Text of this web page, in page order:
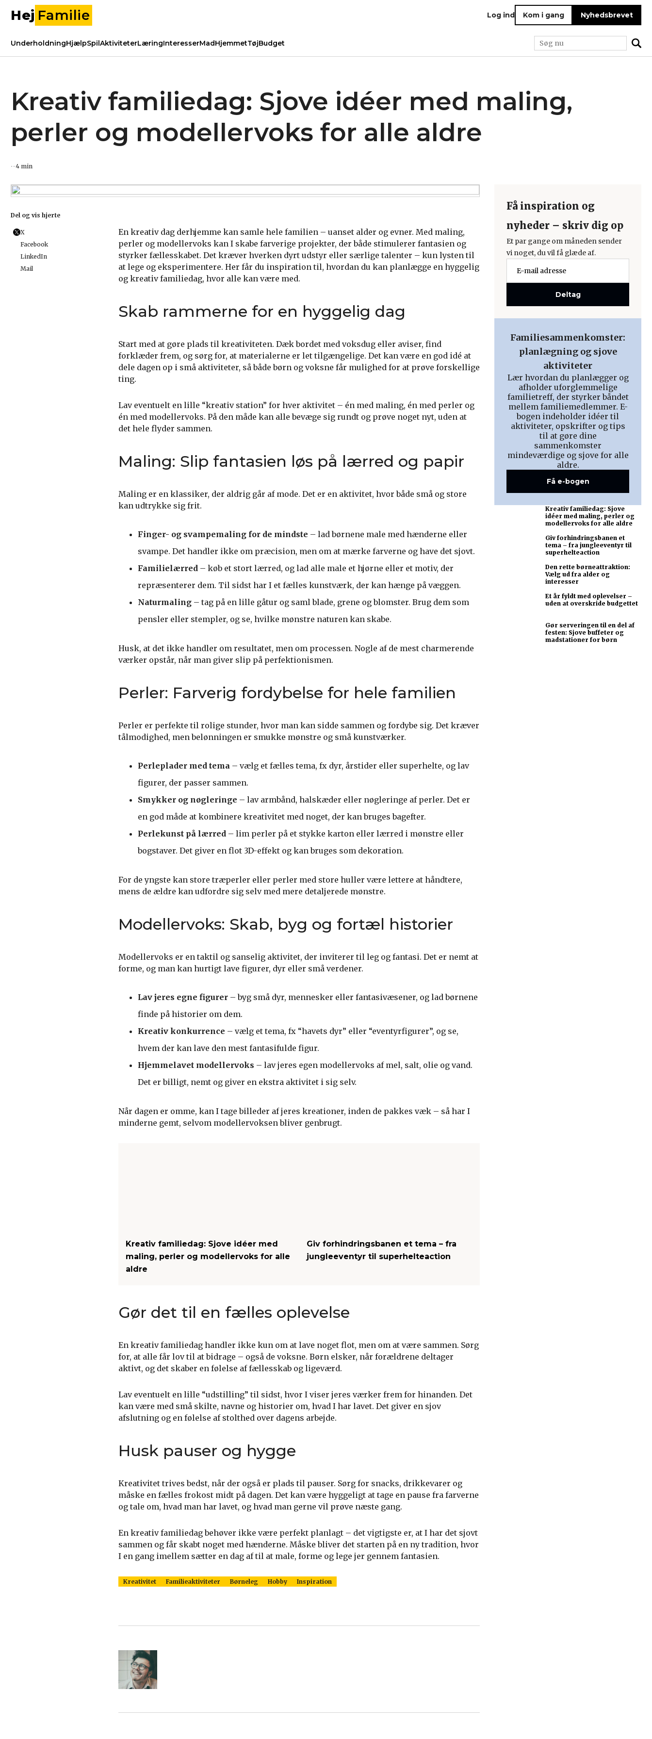
Hej Familie Log ind Kom i gang Nyhedsbrevet
UnderholdningHjælpSpilAktiviteterLæringInteresserMadHjemmetTøjBudget
Kreativ familiedag: Sjove idéer med maling,
perler og modellervoks for alle aldre
4 min
En kreativ dag derhjemme kan samle hele familien – uanset alder og evner. Med maling,
perler og modellervoks kan I skabe farverige projekter, der både stimulerer fantasien og
styrker fællesskabet. Det kræver hverken dyrt udstyr eller særlige talenter – kun lysten til
at lege og eksperimentere. Her får du inspiration til, hvordan du kan planlægge en hyggelig
og kreativ familiedag, hvor alle kan være med.
Skab rammerne for en hyggelig dag
Start med at gøre plads til kreativiteten. Dæk bordet med voksdug eller aviser, find
forklæder frem, og sørg for, at materialerne er let tilgængelige. Det kan være en god idé at
dele dagen op i små aktiviteter, så både børn og voksne får mulighed for at prøve forskellige
ting.
Lav eventuelt en lille “kreativ station” for hver aktivitet – én med maling, én med perler og
én med modellervoks. På den måde kan alle bevæge sig rundt og prøve noget nyt, uden at
det hele flyder sammen.
Maling: Slip fantasien løs på lærred og papir
Maling er en klassiker, der aldrig går af mode. Det er en aktivitet, hvor både små og store
kan udtrykke sig frit.
Finger- og svampemaling for de mindste – lad børnene male med hænderne eller
svampe. Det handler ikke om præcision, men om at mærke farverne og have det sjovt.
Familielærred– køb et stort lærred, og lad alle male et hjørne eller et motiv, der
repræsenterer dem. Til sidst har I et fælles kunstværk, der kan hænge på væggen.
Naturmaling– tag på en lille gåtur og saml blade, grene og blomster. Brug dem som
pensler eller stempler, og se, hvilke mønstre naturen kan skabe.
Husk, at det ikke handler om resultatet, men om processen. Nogle af de mest charmerende
værker opstår, når man giver slip på perfektionismen.
Perler: Farverig fordybelse for hele familien
Perler er perfekte til rolige stunder, hvor man kan sidde sammen og fordybe sig. Det kræver
tålmodighed, men belønningen er smukke mønstre og små kunstværker.
Perleplader med tema– vælg et fælles tema, fx dyr, årstider eller superhelte, og lav
figurer, der passer sammen.
Smykker og nøgleringe – lav armbånd, halskæder eller nøgleringe af perler. Det er
en god måde at kombinere kreativitet med noget, der kan bruges bagefter.
Perlekunst på lærred– lim perler på et stykke karton eller lærred i mønstre eller
bogstaver. Det giver en flot 3D-effekt og kan bruges som dekoration.
For de yngste kan store træperler eller perler med store huller være lettere at håndtere,
mens de ældre kan udfordre sig selv med mere detaljerede mønstre.
Modellervoks: Skab, byg og fortæl historier
Modellervoks er en taktil og sanselig aktivitet, der inviterer til leg og fantasi. Det er nemt at
forme, og man kan hurtigt lave figurer, dyr eller små verdener.
Lav jeres egne figurer– byg små dyr, mennesker eller fantasivæsener, og lad børnene
finde på historier om dem.
Kreativ konkurrence – vælg et tema, fx “havets dyr” eller “eventyrfigurer”, og se,
hvem der kan lave den mest fantasifulde figur.
Hjemmelavet modellervoks – lav jeres egen modellervoks af mel, salt, olie og vand.
Det er billigt, nemt og giver en ekstra aktivitet i sig selv.
Når dagen er omme, kan I tage billeder af jeres kreationer, inden de pakkes væk – så har I
minderne gemt, selvom modellervoksen bliver genbrugt.
Kreativ familiedag: Sjove idéer med
maling, perler og modellervoks for alle
aldre
Giv forhindringsbanen et tema – fra
jungleeventyr til superhelteaction
Gør det til en fælles oplevelse
En kreativ familiedag handler ikke kun om at lave noget flot, men om at være sammen. Sørg
for, at alle får lov til at bidrage – også de voksne. Børn elsker, når forældrene deltager
aktivt, og det skaber en følelse af fællesskab og ligeværd.
Lav eventuelt en lille “udstilling” til sidst, hvor I viser jeres værker frem for hinanden. Det
kan være med små skilte, navne og historier om, hvad I har lavet. Det giver en sjov
afslutning og en følelse af stolthed over dagens arbejde.
Husk pauser og hygge
Kreativitet trives bedst, når der også er plads til pauser. Sørg for snacks, drikkevarer og
måske en fælles frokost midt på dagen. Det kan være hyggeligt at tage en pause fra farverne
og tale om, hvad man har lavet, og hvad man gerne vil prøve næste gang.
En kreativ familiedag behøver ikke være perfekt planlagt – det vigtigste er, at I har det sjovt
sammen og får skabt noget med hænderne. Måske bliver det starten på en ny tradition, hvor
I en gang imellem sætter en dag af til at male, forme og lege jer gennem fantasien.
Kreativitet Familieaktiviteter Børneleg Hobby Inspiration
Del og vis hjerte
X
Facebook
LinkedIn
Mail
Få inspiration og
nyheder – skriv dig op
Et par gange om måneden sender
vi noget, du vil få glæde af.
Deltag
Familiesammenkomster:
planlægning og sjove
aktiviteter
Lær hvordan du planlægger og
afholder uforglemmelige
familietreff, der styrker båndet
mellem familiemedlemmer. E-
bogen indeholder idéer til
aktiviteter, opskrifter og tips
til at gøre dine
sammenkomster
mindeværdige og sjove for alle
aldre.
Få e-bogen
Kreativ familiedag: Sjove
idéer med maling, perler og
modellervoks for alle aldre
Giv forhindringsbanen et
tema – fra jungleeventyr til
superhelteaction
Den rette børneattraktion:
Vælg ud fra alder og
interesser
Et år fyldt med oplevelser –
uden at overskride budgettet
Gør serveringen til en del af
festen: Sjove buffeter og
madstationer for børn